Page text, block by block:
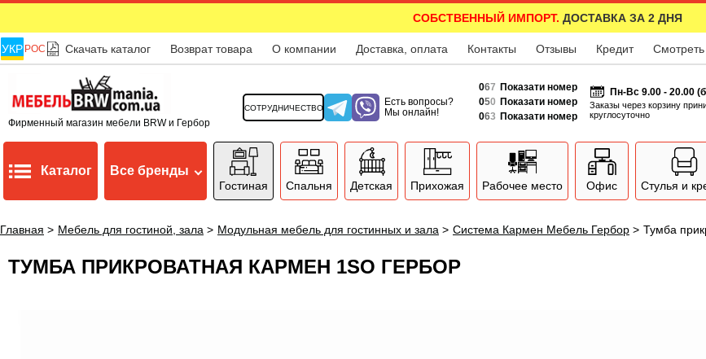
СОБСТВЕННЫЙ ИМПОРТ. ДОСТАВКА ЗА 2 ДНЯ
УКР РОС Скачать каталог Возврат товара О компании Доставка, оплата Контакты Отзывы Кредит Смотреть
Фирменный магазин мебели BRW и Гербор
СОТРУДНИЧЕСТВО
Есть вопросы?
Мы онлайн!
067 Показати номер
050 Показати номер
063 Показати номер
Пн-Вс 9.00 - 20.00
Заказы через корзину
круглосуточно
Каталог Все бренды
Гостиная Спальня Детская Прихожая Рабочее место Офис Стулья и
Главная > Мебель для гостиной, зала > Модульная мебель для гостинных и зала > Система Кармен Мебель Гербор > Тумба
ТУМБА ПРИКРОВАТНАЯ КАРМЕН 1SO ГЕРБОР